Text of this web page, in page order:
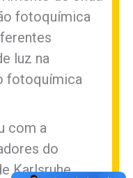
fotoquímica
luz na
fotoquímica
com a
do
Karlsruhe